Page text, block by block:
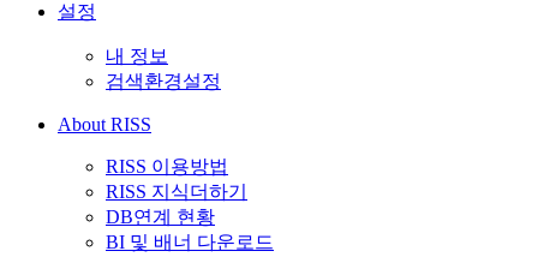
설정
내 정보
검색환경설정
About RISS
RISS 이용방법
RISS 지식더하기
DB연계 현황
BI 및 배너 다운로드